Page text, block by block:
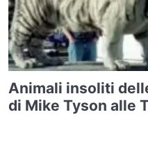
Animali insoliti
di Mike Tyson alle